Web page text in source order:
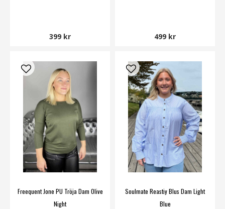
399 kr 499 kr
Freequent Jone PU Tröja Dam Olive
Night
Soulmate Reastiy Blus Dam Light
Blue